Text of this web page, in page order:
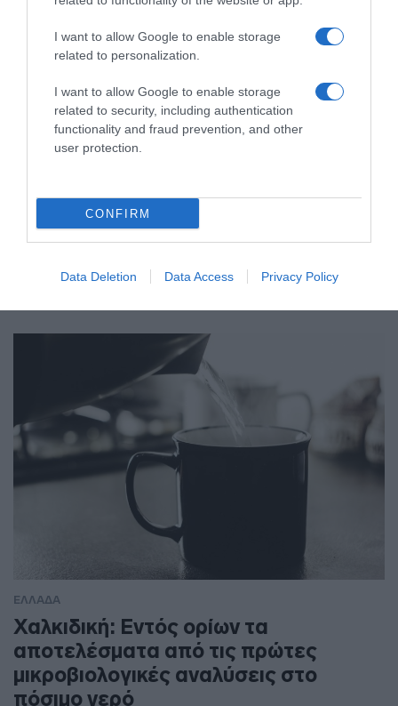
I want to allow Google to enable storage
related to personalization.
I want to allow Google to enable storage
related to security, including authentication
functionality and fraud prevention, and other
user protection.
CONFIRM
Data Deletion Data Access Privacy Policy
ΕΛΛΑΔΑ
ΕΛΛΑΔΑ
Χαλκιδική: Εντός ορίων τα
αποτελέσματα από τις πρώτες
μικροβιολογικές αναλύσεις στο
πόσιμο νερό